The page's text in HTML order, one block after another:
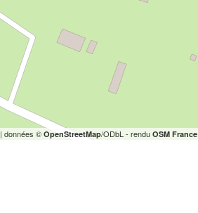
| données ©OpenStreetMap/ODbL - renduOSM France